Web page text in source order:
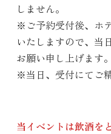
しません。
※ご予約受付後、ホ
いたしますので、当
お願い申し上げます。
※当日、受付にてご
当イベントは飲酒を